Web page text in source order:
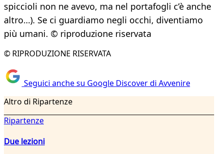
spiccioli non ne avevo, ma nel portafogli c’è anche
altro…). Se ci guardiamo negli occhi, diventiamo
più umani. © riproduzione riservata
© RIPRODUZIONE RISERVATA
Seguici anche su Google Discover di Avvenire
Altro di Ripartenze
Ripartenze
Due lezioni